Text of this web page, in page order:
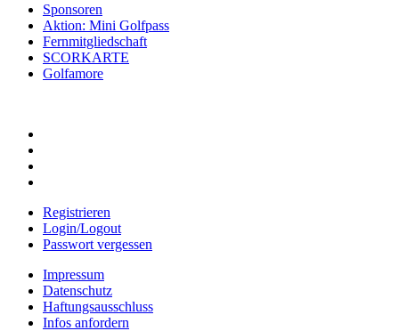
Sponsoren
Aktion: Mini Golfpass
Fernmitgliedschaft
SCORKARTE
Golfamore
Registrieren
Login/Logout
Passwort vergessen
Impressum
Datenschutz
Haftungsausschluss
Infos anfordern